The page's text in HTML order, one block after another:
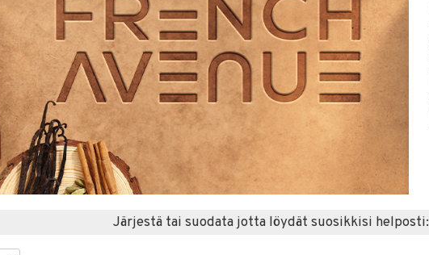
Järjestä tai suodata jotta löydät suosikkisi helposti: